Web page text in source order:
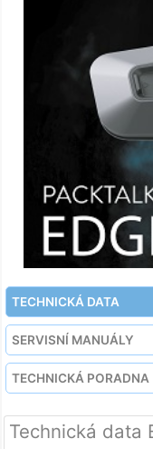
TECHNICKÁ DATA
SERVISNÍ MANUÁLY
TECHNICKÁ PORADNA
Technická data